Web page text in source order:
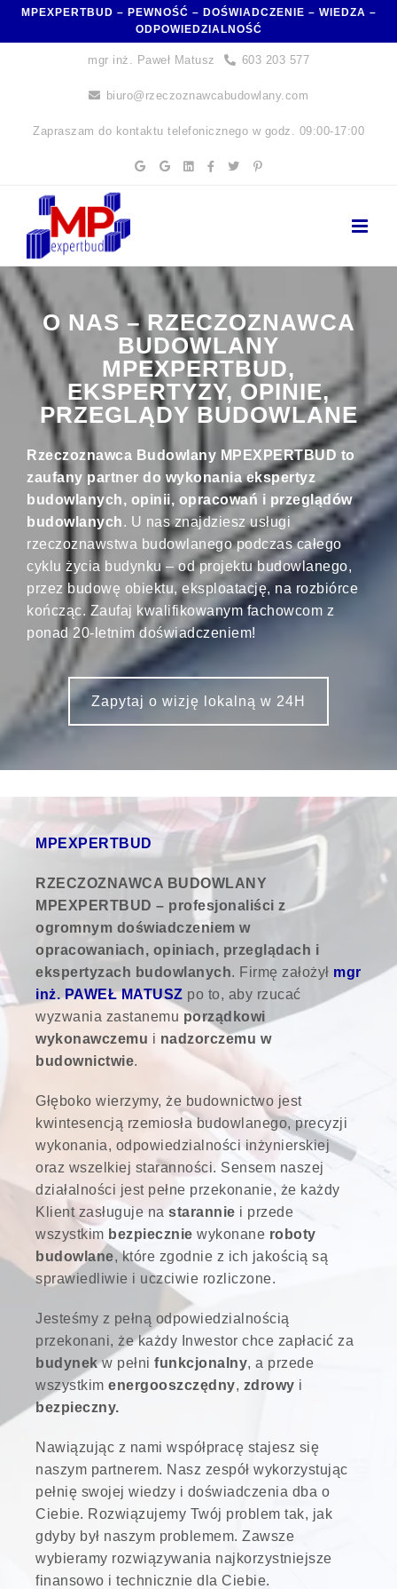
SkipMPEXPERTBUD – PEWNOŚĆ – DOŚWIADCZENIE – WIEDZA –
ODPOWIEDZIALNOŚĆ
mgr inż. Paweł Matusz 603 203 577
biuro@rzeczoznawcabudowlany.com
Zapraszam do kontaktu telefonicznego w godz. 09:00-17:00
O NAS – RZECZOZNAWCA
BUDOWLANY
MPEXPERTBUD,
EKSPERTYZY, OPINIE,
PRZEGLĄDY BUDOWLANE
Rzeczoznawca Budowlany MPEXPERTBUD to
zaufany partner do wykonania ekspertyz
budowlanych, opinii, opracowań i przeglądów
budowlanych. U nas znajdziesz usługi
rzeczoznawstwa budowlanego podczas całego
cyklu życia budynku – od projektu budowlanego,
przez budowę obiektu, eksploatację, na rozbiórce
kończąc. Zaufaj kwalifikowanym fachowcom z
ponad 20-letnim doświadczeniem!
Zapytaj o wizję lokalną w 24H
MPEXPERTBUD
RZECZOZNAWCA BUDOWLANY
MPEXPERTBUD – profesjonaliści z
ogromnym doświadczeniem w
opracowaniach, opiniach, przeglądach i
ekspertyzach budowlanych. Firmę założył mgr
inż. PAWEŁ MATUSZ po to, aby rzucać
wyzwania zastanemu porządkowi
wykonawczemu i nadzorczemu w
budownictwie.
Głęboko wierzymy, że budownictwo jest
kwintesencją rzemiosła budowlanego, precyzji
wykonania, odpowiedzialności inżynierskiej
oraz wszelkiej staranności. Sensem naszej
działalności jest pełne przekonanie, że każdy
Klient zasługuje na starannie i przede
wszystkim bezpiecznie wykonane roboty
budowlane, które zgodnie z ich jakością są
sprawiedliwie i uczciwie rozliczone.
Jesteśmy z pełną odpowiedzialnością
przekonani, że każdy Inwestor chce zapłacić za
budynekw pełni funkcjonalny, a przede
wszystkim energooszczędny, zdrowy i
bezpieczny.
Nawiązując z nami współpracę stajesz się
naszym partnerem. Nasz zespół wykorzystując
pełnię swojej wiedzy i doświadczenia dba o
Ciebie. Rozwiązujemy Twój problem tak, jak
gdyby był naszym problemem. Zawsze
wybieramy rozwiązywania najkorzystniejsze
finansowo i technicznie dla Ciebie.